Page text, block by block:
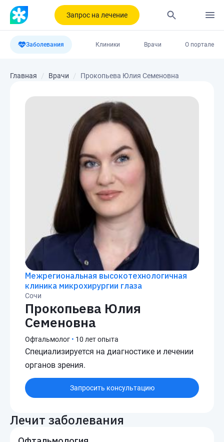
Запрос на лечение
Заболевания Клиники Врачи О портале
Главная Врачи Прокопьева Юлия Семеновна
Межрегиональная высокотехнологичная
клиника микрохирургии глаза
Сочи
Прокопьева Юлия
Семеновна
Офтальмолог • 10 лет опыта
Специализируется на диагностике и лечении
органов зрения.
Запросить консультацию
Лечит заболевания